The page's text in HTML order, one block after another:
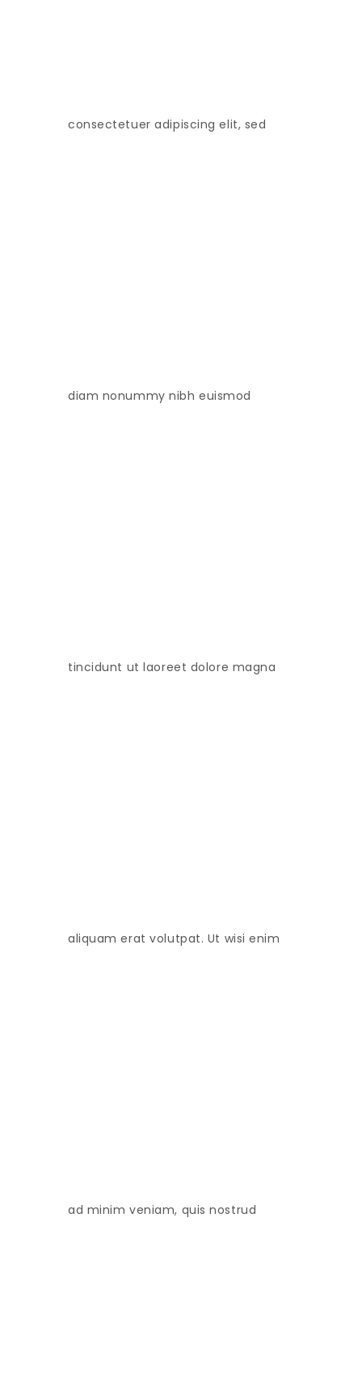
consectetuer adipiscing elit, sed
diam nonummy nibh euismod
tincidunt ut laoreet dolore magna
aliquam erat volutpat. Ut wisi enim
ad minim veniam, quis nostrud